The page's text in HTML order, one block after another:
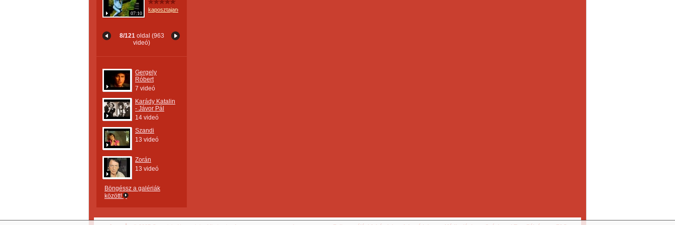
07:10
kaposztajanos
8/121oldal (963
videó)
Gergely
Róbert
7 videó
Karády Katalin
- Jávor Pál
14 videó
Szandi
13 videó
Zorán
13 videó
Böngéssz a galériák
között!